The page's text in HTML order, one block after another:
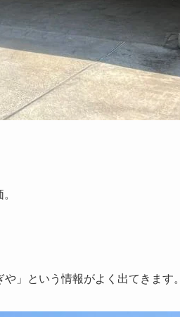
」という情報がよく出てきます。